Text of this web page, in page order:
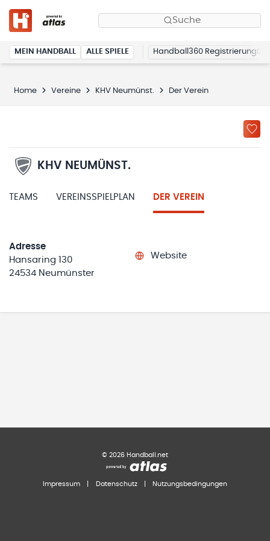
Suche
MEIN HANDBALL ALLE SPIELE Handball360 Registrierung
Home Vereine KHV Neumünst. Der Verein
KHV NEUMÜNST.
TEAMS VEREINSSPIELPLAN DER VEREIN
Adresse
Hansaring 130
24534 Neumünster
Website
© 2026 Handball.net
Impressum Datenschutz Nutzungsbedingungen